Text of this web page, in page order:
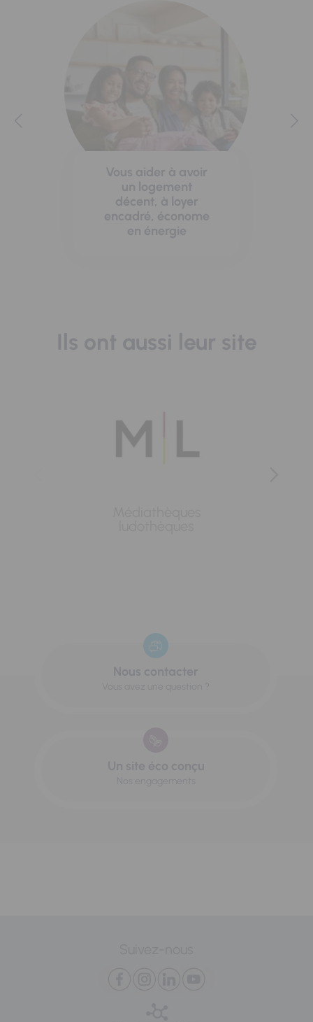
Vous aider à avoir
un logement
décent, à loyer
encadré, économe
en énergie
Ils ont aussi leur site